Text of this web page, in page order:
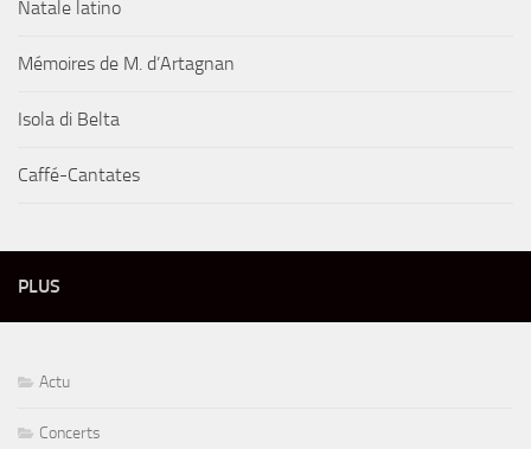
Natale latino
Mémoires de M. d’Artagnan
Isola di Belta
Caffé-Cantates
PLUS
Actu
Concerts